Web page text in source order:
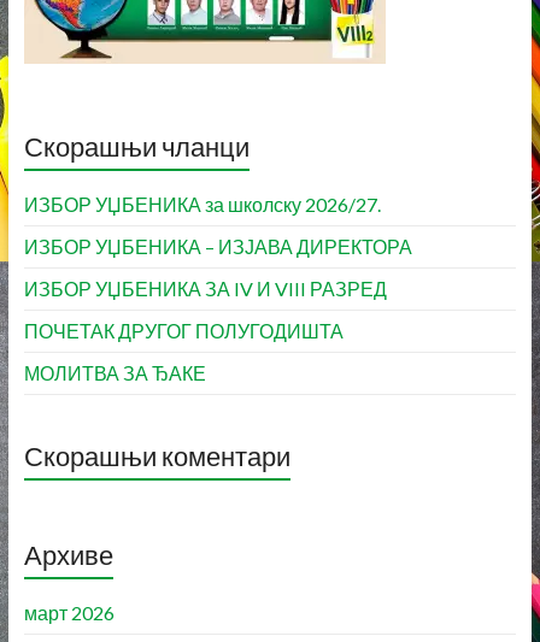
Скорашњи чланци
ИЗБОР УЏБЕНИКА за школску 2026/27.
ИЗБОР УЏБЕНИКА – ИЗЈАВА ДИРЕКТОРА
ИЗБОР УЏБЕНИКА ЗА IV И VIII РАЗРЕД
ПОЧЕТАК ДРУГОГ ПОЛУГОДИШТА
МОЛИТВА ЗА ЂАКЕ
Скорашњи коментари
Архиве
март 2026